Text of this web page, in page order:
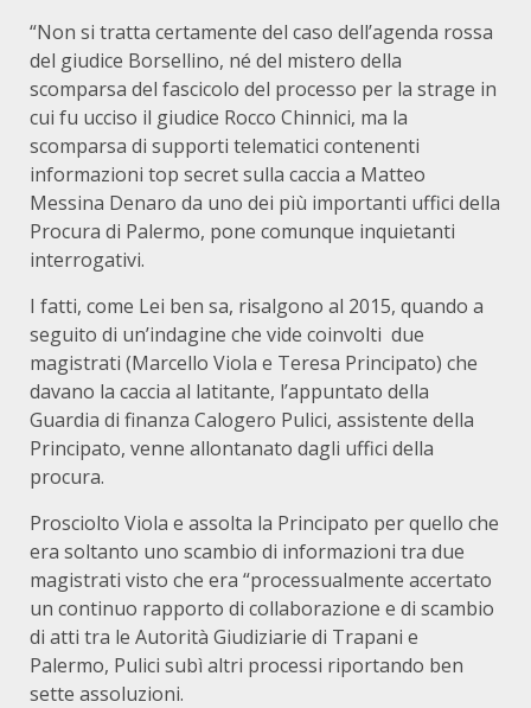
“Non si tratta certamente del caso dell’agenda rossa
del giudice Borsellino, né del mistero della
scomparsa del fascicolo del processo per la strage in
cui fu ucciso il giudice Rocco Chinnici, ma la
scomparsa di supporti telematici contenenti
informazioni top secret sulla caccia a Matteo
Messina Denaro da uno dei più importanti uffici della
Procura di Palermo, pone comunque inquietanti
interrogativi.
I fatti, come Lei ben sa, risalgono al 2015, quando a
seguito di un’indagine che vide coinvolti due
magistrati (Marcello Viola e Teresa Principato) che
davano la caccia al latitante, l’appuntato della
Guardia di finanza Calogero Pulici, assistente della
Principato, venne allontanato dagli uffici della
procura.
Prosciolto Viola e assolta la Principato per quello che
era soltanto uno scambio di informazioni tra due
magistrati visto che era “processualmente accertato
un continuo rapporto di collaborazione e di scambio
di atti tra le Autorità Giudiziarie di Trapani e
Palermo, Pulici subì altri processi riportando ben
sette assoluzioni.